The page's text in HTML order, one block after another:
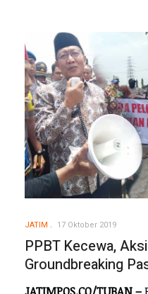
JATIM 17 Oktober 2019
PPBT Kecewa,
Groundbreaking